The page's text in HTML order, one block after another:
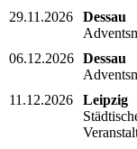
29.11.2026
Dessau
06.12.2026 Dessau
11.12.2026
Leipzig